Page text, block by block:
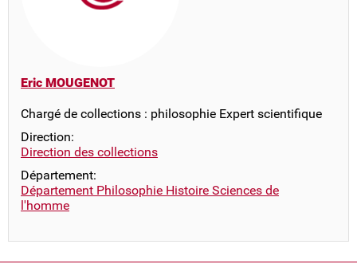
Eric MOUGENOT
Chargé de collections : philosophie Expert scientifique
Direction:
Direction des collections
Département:
Département Philosophie Histoire Sciences de
l'homme